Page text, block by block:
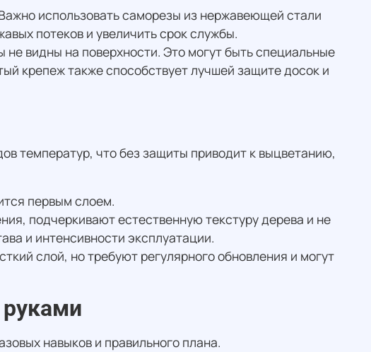
использовать саморезы из нержавеющей стали
потеков и увеличить срок службы.
видны на поверхности. Это могут быть специальные
крепеж также способствует лучшей защите досок и
температур, что без защиты приводит к выцветанию,
первым слоем.
подчеркивают естественную текстуру дерева и не
и интенсивности эксплуатации.
слой, но требуют регулярного обновления и могут
навыков и правильного плана.